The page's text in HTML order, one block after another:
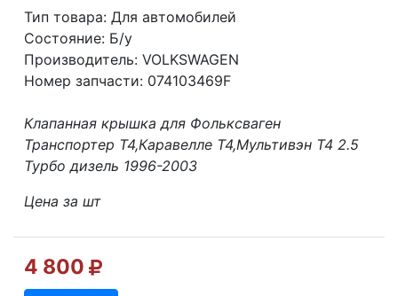
Тип товара: Для автомобилей
Состояние: Б/у
Производитель: VOLKSWAGEN
Номер запчасти: 074103469F
Клапанная крышка для Фольксваген
Транспортер Т4,Каравелле Т4,Мультивэн Т4 2.5
Турбо дизель 1996-2003
Цена за шт
4 800